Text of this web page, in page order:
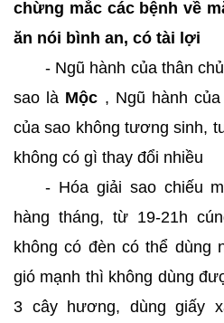
chừng mắc các bệnh về
ăn nói bình an, có tài lợi
- Ngũ hành của thân
sao là Mộc , Ngũ hành
của sao không tương sinh,
không có gì thay đổi nhiều
- Hóa giải sao chiếu
hàng tháng, từ 19-21h
không có đèn có thể dùng
gió mạnh thì không dùng
3 cây hương, dùng giấy